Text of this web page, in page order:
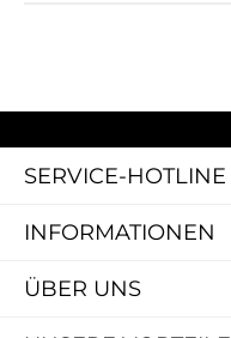
SERVICE-HOTLINE
INFORMATIONEN
ÜBER UNS